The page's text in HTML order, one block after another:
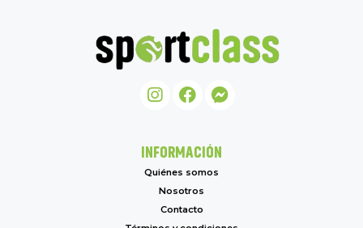
INFORMACIÓN
Quiénes somos
Nosotros
Contacto